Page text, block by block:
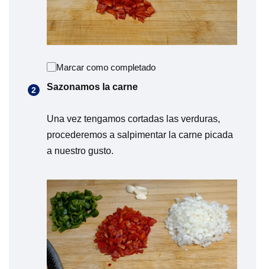
Marcar como completado
Sazonamos la carne
Una vez tengamos cortadas las verduras,
procederemos a salpimentar la carne picada
a nuestro gusto.